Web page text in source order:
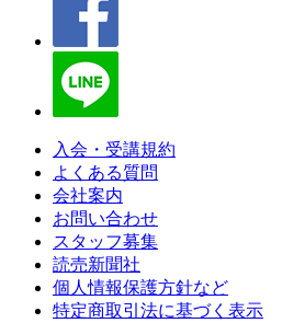
入会・受講規約
よくある質問
会社案内
お問い合わせ
スタッフ募集
読売新聞社
個人情報保護方針など
特定商取引法に基づく表示